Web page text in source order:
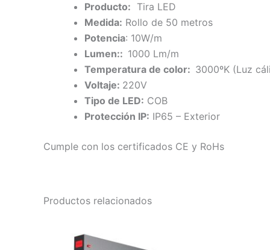
Producto: Tira LED
Medida: Rollo de 50 metros
Potencia: 10W/m
Lumen:: 1000 Lm/m
Temperatura de color: 3000ºK (Luz
Voltaje: 220V
Tipo de LED: COB
Protección IP: IP65 – Exterior
Cumple con los certificados CE y RoHs
Productos relacionados